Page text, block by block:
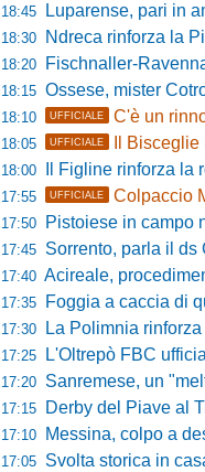
18:45 Luparense, pari in
18:30 Ndreca rinforza la
18:20 Fischnaller-Ravenna, il
18:15 Ossese, mister Cotroneo alza
18:10 UFFICIALE C'è un
18:05 UFFICIALE Il
18:00 Il Figline rinforza la
17:55 UFFICIALE Colpaccio
17:50 Pistoiese in campo nel
17:45 Sorrento, parla il ds
17:40 Acireale,
17:35 Foggia a caccia di
17:30 La Polimnia rinforza
17:25 L'Oltrepò FBC
17:20 Sanremese, un
17:15 Derby del Piave al
17:10 Messina, colpo a
17:05 Svolta storica in casa